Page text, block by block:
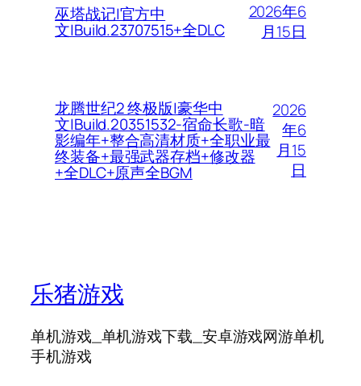
巫塔战记|官方中
文|Build.23707515+全DLC
2026年6
月15日
龙腾世纪2 终极版|豪华中
文|Build.20351532-宿命长歌-暗
影编年+整合高清材质+全职业最
终装备+最强武器存档+修改器
+全DLC+原声全BGM
2026
年6
月15
日
乐猪游戏
单机游戏_单机游戏下载_安卓游戏网游单机
手机游戏